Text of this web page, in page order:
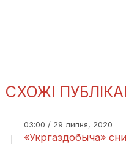
СХОЖІ
03:00 / 29 липня, 2020
«Укргаздобыча»